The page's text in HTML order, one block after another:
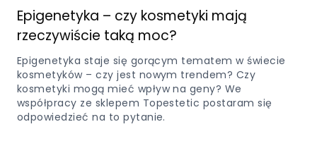
Epigenetyka – czy kosmetyki mają
rzeczywiście taką moc?
Epigenetyka staje się gorącym tematem w świecie
kosmetyków – czy jest nowym trendem? Czy
kosmetyki mogą mieć wpływ na geny? We
współpracy ze sklepem Topestetic postaram się
odpowiedzieć na to pytanie.